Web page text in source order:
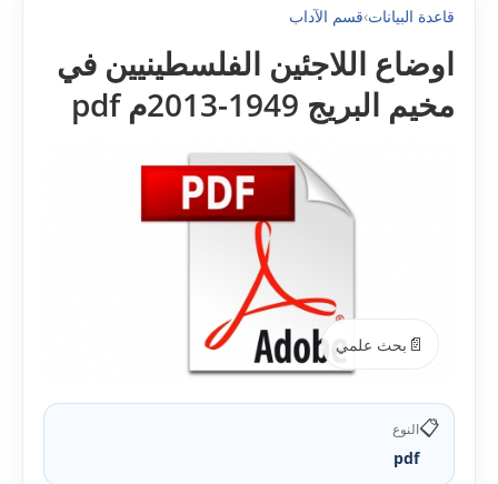
قاعدة البيانات›قسم الآداب
اوضاع اللاجئين الفلسطينيين في
مخيم البريج 1949-2013م pdf
📄 بحث علمي
📋النوع
pdf